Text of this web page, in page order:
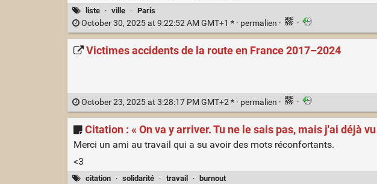
liste · ville · Paris
October 30, 2025 at 9:22:52 AM GMT+1 * · permalien · ·
Victimes accidents de la route en France 2017–2024
October 23, 2025 at 3:28:17 PM GMT+2 * · permalien · ·
Citation : « On va y arriver. Tu ne le sais pas, mais j'ai déjà
Merci un ami au travail qui a su avoir des mots réconfortants.
<3
citation · solidarité · travail · burnout